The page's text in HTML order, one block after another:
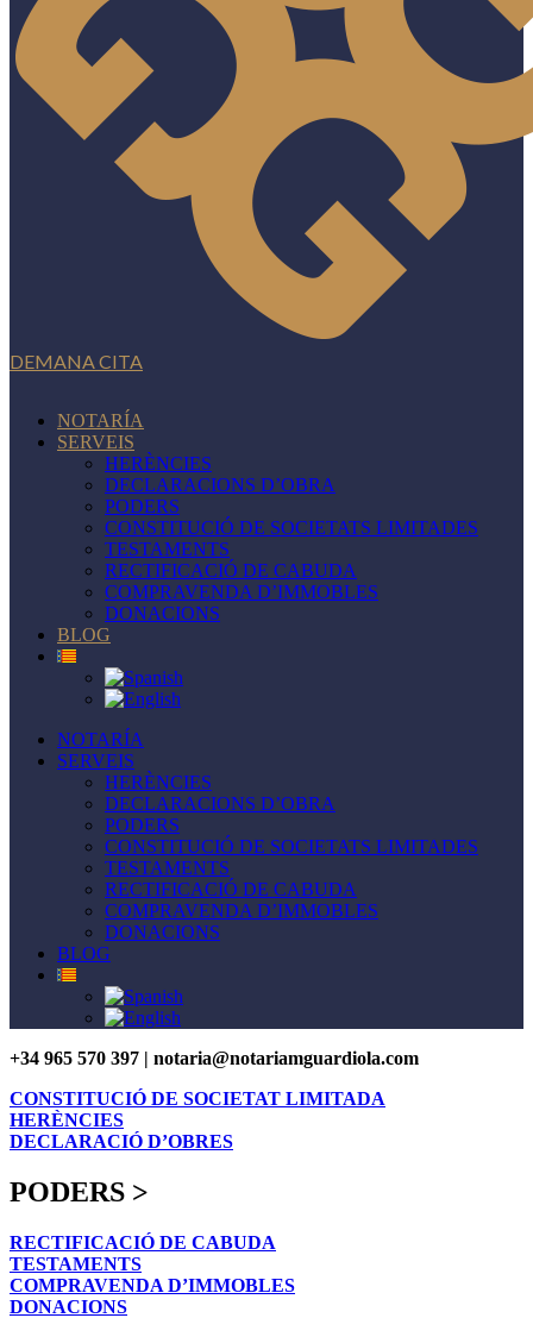
DEMANA CITA
NOTARÍA
SERVEIS
HERÈNCIES
DECLARACIONS D’OBRA
PODERS
CONSTITUCIÓ DE SOCIETATS LIMITADES
TESTAMENTS
RECTIFICACIÓ DE CABUDA
COMPRAVENDA D’IMMOBLES
DONACIONS
BLOG
NOTARÍA
SERVEIS
HERÈNCIES
DECLARACIONS D’OBRA
PODERS
CONSTITUCIÓ DE SOCIETATS LIMITADES
TESTAMENTS
RECTIFICACIÓ DE CABUDA
COMPRAVENDA D’IMMOBLES
DONACIONS
BLOG
+34 965 570 397 | notaria@notariamguardiola.com
CONSTITUCIÓ DE SOCIETAT LIMITADA
HERÈNCIES
DECLARACIÓ D’OBRES
PODERS >
RECTIFICACIÓ DE CABUDA
TESTAMENTS
COMPRAVENDA D’IMMOBLES
DONACIONS